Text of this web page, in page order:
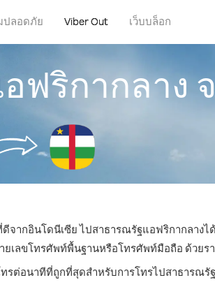
ปลอดภัย Viber Out เว็บบล็อก
ฟริกากลาง
กอินโดนีเซีย ไปสาธารณรัฐแอฟริกากลางได้
ลขโทรศัพท์พื้นฐานหรือโทรศัพท์มือถือ ด้วยรา
รต่อนาทีที่ถูกที่สุดสำหรับการโทรไปสาธารณรั